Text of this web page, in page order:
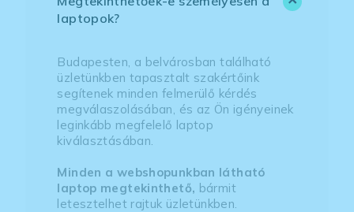
laptopok?
Budapesten, a belvárosban található
üzletünkben tapasztalt szakértőink
segítenek minden felmerülő kérdés
megválaszolásában, és az Ön igényeinek
leginkább megfelelő laptop
kiválasztásában.
Minden a webshopunkban látható
laptop megtekinthető, bármit
letesztelhet rajtuk üzletünkben.